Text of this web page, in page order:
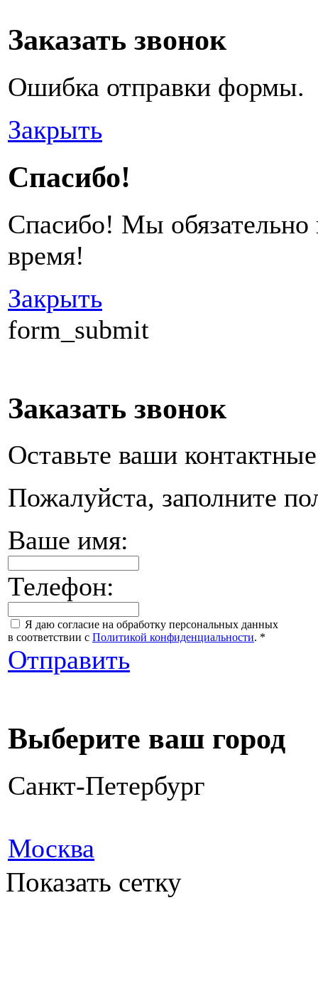
Заказать звонок
Ошибка отправки формы.
Закрыть
Спасибо!
Спасибо! Мы
время!
Закрыть
form_submit
Заказать звонок
Оставьте ваши
Пожалуйста, заполните
Ваше имя:
Телефон:
Я даю согласие на обработку персональных данных
в соответствии с Политикой конфиденциальности. *
Отправить
Выберите ваш город
Санкт-Петербург
Москва
Показать сетку